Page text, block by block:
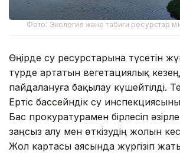
Фото: Экология және табиғи ресурстар
Өңірде су ресурстарына түсетін
түрде артатын вегетациялық
пайдалануға бақылау күшейтілді.
Ертіс бассейндік су
Бас прокуратурамен бірлесіп
заңсыз алу мен өткізудің жолын
Жол картасы аясында жүргізіп